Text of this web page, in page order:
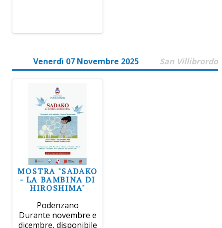
Venerdì 07 Novembre 2025 San Villibrordo
MOSTRA "SADAKO
- LA BAMBINA DI
HIROSHIMA"
Podenzano
Durante novembre e
dicembre, disponibile